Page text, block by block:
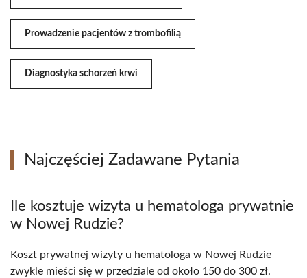
Prowadzenie pacjentów z trombofilią
Diagnostyka schorzeń krwi
Najczęściej Zadawane Pytania
Ile kosztuje wizyta u hematologa prywatnie
w Nowej Rudzie?
Koszt prywatnej wizyty u hematologa w Nowej Rudzie
zwykle mieści się w przedziale od około 150 do 300 zł.